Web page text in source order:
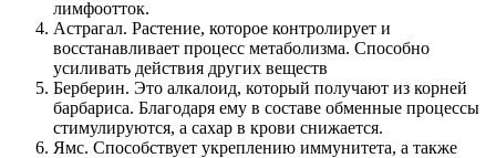
лимфоотток.
Астрагал. Растение, которое контролирует и
восстанавливает процесс метаболизма. Способно
усиливать действия других веществ
Берберин. Это алкалоид, который получают из корней
барбариса. Благодаря ему в составе обменные процессы
стимулируются, а сахар в крови снижается.
Ямс. Способствует укреплению иммунитета, а также